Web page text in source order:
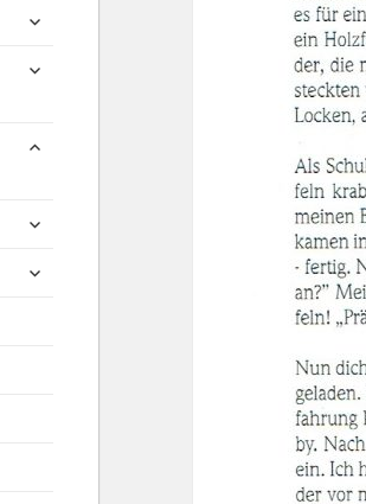
untermenü
untermenü
untermenü
untermenü
untermenü